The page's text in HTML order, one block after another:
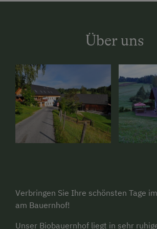
Über uns
Verbringen Sie Ihre schönsten Tage
am Bauernhof!
Unser Biobauernhof liegt in sehr